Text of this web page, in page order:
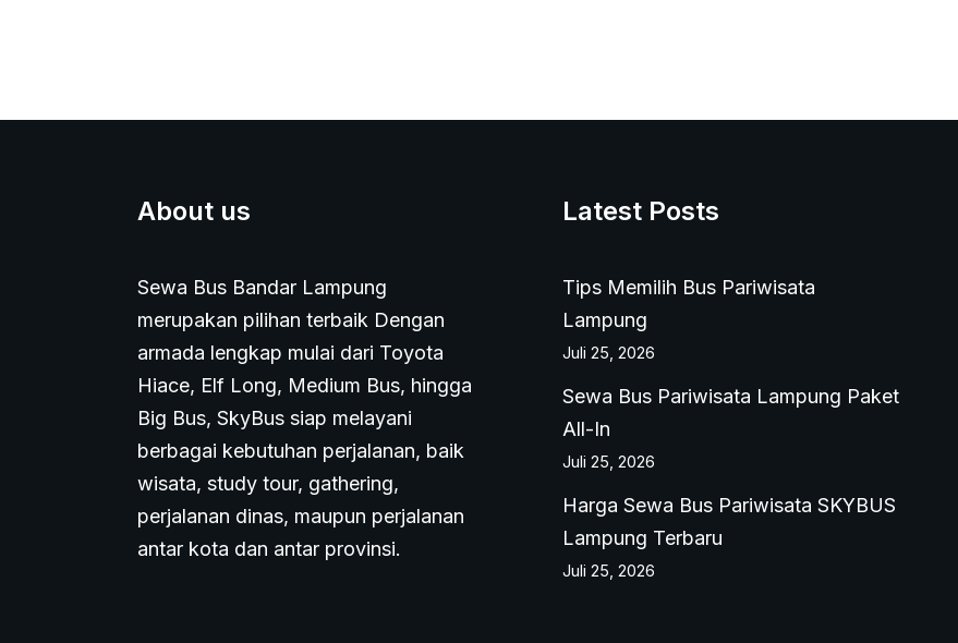
About us
Sewa Bus Bandar Lampung
merupakan pilihan terbaik Dengan
armada lengkap mulai dari Toyota
Hiace, Elf Long, Medium Bus, hingga
Big Bus, SkyBus siap melayani
berbagai kebutuhan perjalanan, baik
wisata, study tour, gathering,
perjalanan dinas, maupun perjalanan
antar kota dan antar provinsi.
Latest Posts
Tips Memilih Bus Pariwisata
Lampung
Juli 25, 2026
Sewa Bus Pariwisata Lampung Paket
All-In
Juli 25, 2026
Harga Sewa Bus Pariwisata SKYBUS
Lampung Terbaru
Juli 25, 2026